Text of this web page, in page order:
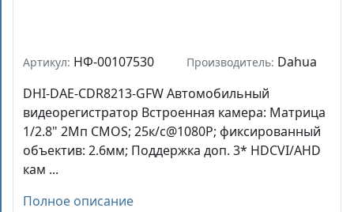
Артикул: НФ-00107530 Производитель: Dahua
DHI-DAE-CDR8213-GFW Автомобильный
видеорегистратор Встроенная камера: Матрица
1/2.8" 2Мп CMOS; 25к/с@1080P; фиксированный
объектив: 2.6мм; Поддержка доп. 3* HDCVI/AHD
кам ...
Полное описание